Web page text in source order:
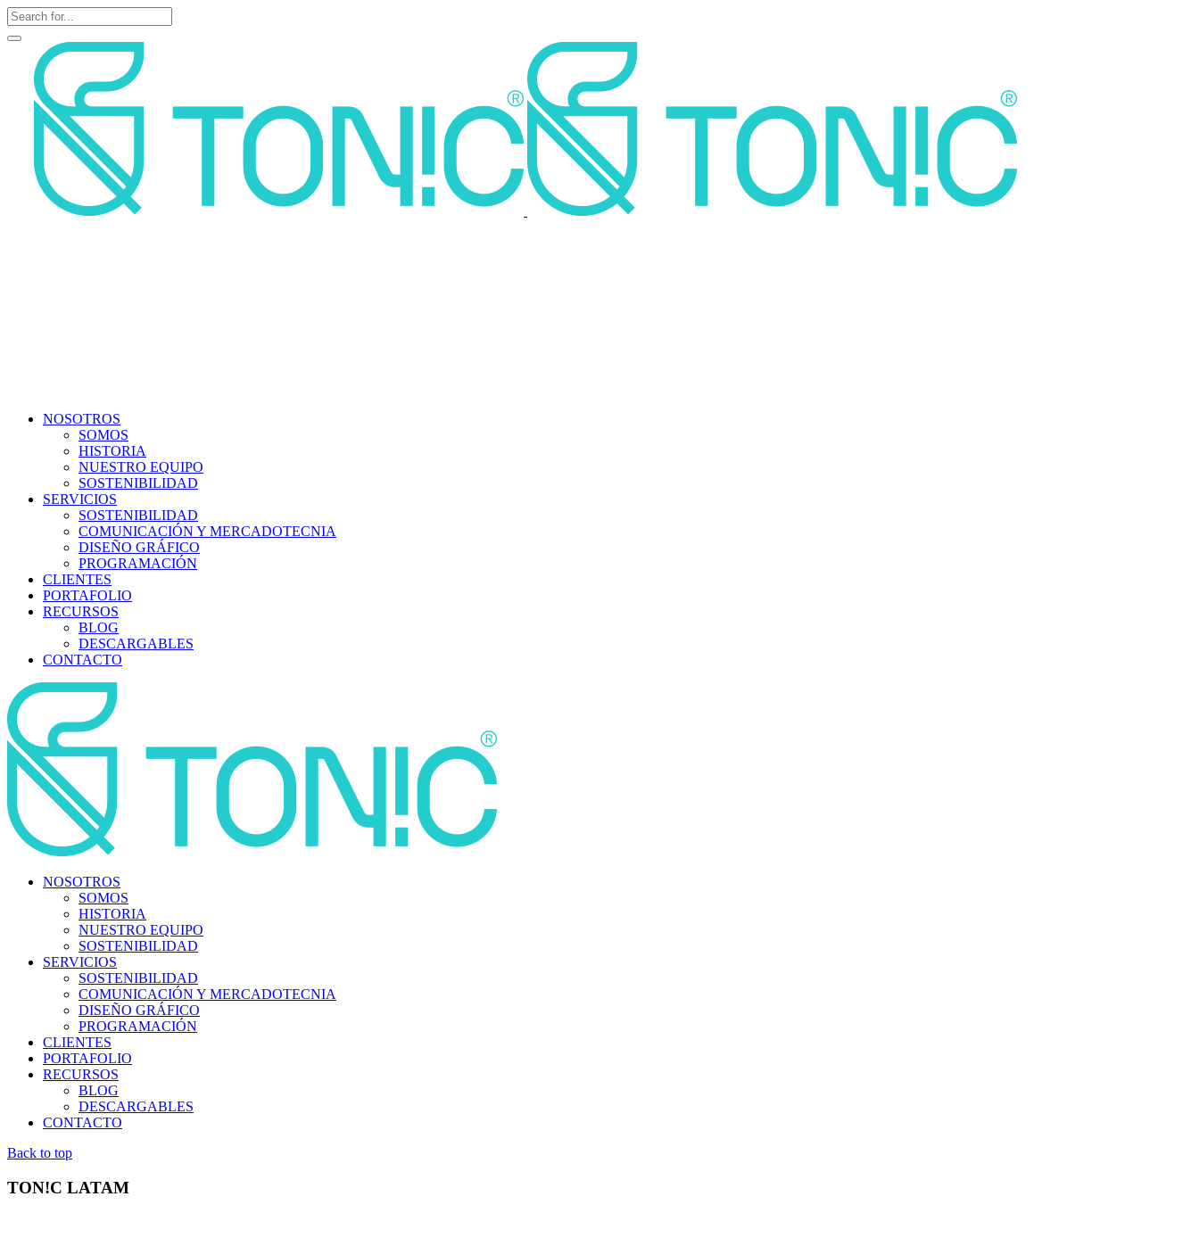
NOSOTROS
SOMOS
HISTORIA
NUESTRO EQUIPO
SOSTENIBILIDAD
SERVICIOS
SOSTENIBILIDAD
COMUNICACIÓN Y MERCADOTECNIA
DISEÑO GRÁFICO
PROGRAMACIÓN
CLIENTES
PORTAFOLIO
RECURSOS
BLOG
DESCARGABLES
CONTACTO
NOSOTROS
SOMOS
HISTORIA
NUESTRO EQUIPO
SOSTENIBILIDAD
SERVICIOS
SOSTENIBILIDAD
COMUNICACIÓN Y MERCADOTECNIA
DISEÑO GRÁFICO
PROGRAMACIÓN
CLIENTES
PORTAFOLIO
RECURSOS
BLOG
DESCARGABLES
CONTACTO
Back to top
TON!C LATAM